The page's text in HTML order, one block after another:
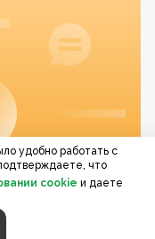
удобно работать с
что
cookie и даете